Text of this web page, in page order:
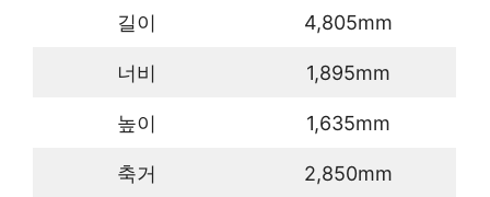
길이 4,805mm
너비 1,895mm
높이 1,635mm
축거 2,850mm